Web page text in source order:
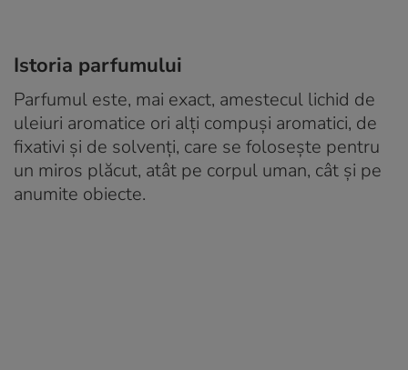
Istoria parfumului
Parfumul este, mai exact, amestecul lichid de
uleiuri aromatice ori alți compuși aromatici, de
fixativi și de solvenți, care se folosește pentru
un miros plăcut, atât pe corpul uman, cât și pe
anumite obiecte.